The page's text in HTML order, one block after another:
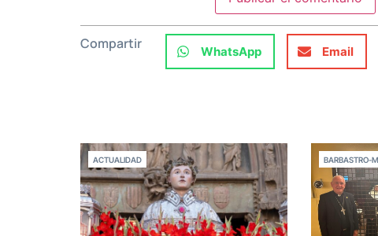
Compartir WhatsApp Email
ACTUALIDAD BARBASTRO-